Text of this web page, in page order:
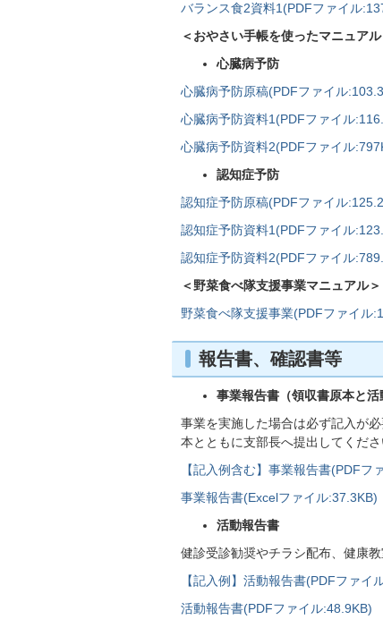
バランス食2資料1(PDFファイル
＜おやさい手帳を使ったマニュアル
心臓病予防
心臓病予防原稿(PDFファイル
心臓病予防資料1(PDFファイル
心臓病予防資料2(PDFファイル
認知症予防
認知症予防原稿(PDFファイル
認知症予防資料1(PDFファイル
認知症予防資料2(PDFファイル
＜野菜食べ隊支援事業マニュアル＞
野菜食べ隊支援事業(PDFファイル
報告書、確認書等
事業報告書（領収書原本と活
事業を実施した場合は必ず記入が
本とともに支部長へ提出してくださ
【記入例含む】事業報告書(PDFフ
事業報告書(Excelファイル:37.3KB)
活動報告書
健診受診勧奨やチラシ配布、健康
【記入例】活動報告書(PDFファイ
活動報告書(PDFファイル:48.9KB)